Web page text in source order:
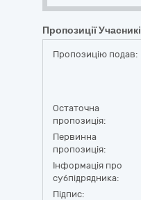
Пропозиції
Пропозицію подав:
Остаточна
пропозиція:
Первинна
пропозиція:
Інформація про
субпідрядника:
Підпис: